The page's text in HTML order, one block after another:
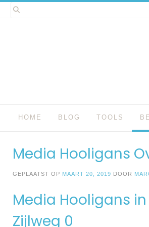
Spring
naar
HOME BLOG TOOLS
Media Hooligans
GEPLAATST OP MAART 20, 2019 DOOR
Media Hooligans
Zijlweg 0